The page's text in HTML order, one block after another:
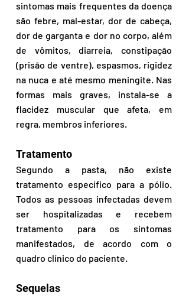
sintomas mais frequentes da doença
são febre, mal-estar, dor de cabeça,
dor de garganta e dor no corpo, além
de vômitos, diarreia, constipação
(prisão de ventre), espasmos, rigidez
na nuca e até mesmo meningite. Nas
formas mais graves, instala-se a
flacidez muscular que afeta, em
regra, membros inferiores.
Tratamento
Segundo a pasta, não existe
tratamento específico para a pólio.
Todos as pessoas infectadas devem
ser hospitalizadas e recebem
tratamento para os sintomas
manifestados, de acordo com o
quadro clínico do paciente.
Sequelas